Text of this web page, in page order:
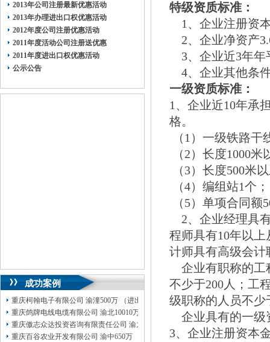
2013年公司注册最新优惠活动
2013年办理进出口权优惠活动
2012年度公司注册优惠活动
2011年度活动公司注册送优惠
2011年度进出口权优惠活动
公示公告
成功案例
重庆柯翰电子有限公司 渝潼500万 （进出口权）
重庆鸽牌电线电缆有限公司 渝北10010万 (进出口权)
重庆傲志众达投资咨询有限责任公司 渝九1000万 （增资）
重庆百谷农业开发有限公司 渝中650万 （注册）
特级资质标准：
1、企业注册资
2、企业净资产
3、企业近3年年
4、企业其他条
一级资质标准：
1、企业近10年承
格。
（1）一级铁路干
（2）长度1000米
（3）长度500米
（4）编组站1个；
（5）单项合同额
2、企业经理具
程师具有10年以
计师具有高级会
企业有职称的工
不少于200人；工
级职称的人员不少
企业具有的一级
3、企业注册资本